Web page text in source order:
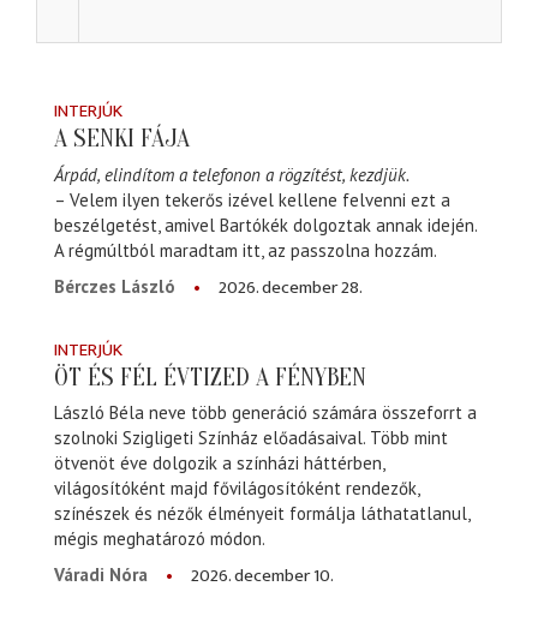
INTERJÚK
A SENKI FÁJA
Árpád, elindítom a telefonon a rögzítést, kezdjük.
– Velem ilyen tekerős izével kellene felvenni ezt a
beszélgetést, amivel Bartókék dolgoztak annak idején.
A régmúltból maradtam itt, az passzolna hozzám.
Bérczes László
2026. december 28.
INTERJÚK
ÖT ÉS FÉL ÉVTIZED A FÉNYBEN
László Béla neve több generáció számára összeforrt a
szolnoki Szigligeti Színház előadásaival. Több mint
ötvenöt éve dolgozik a színházi háttérben,
világosítóként majd fővilágosítóként rendezők,
színészek és nézők élményeit formálja láthatatlanul,
mégis meghatározó módon.
Váradi Nóra
2026. december 10.